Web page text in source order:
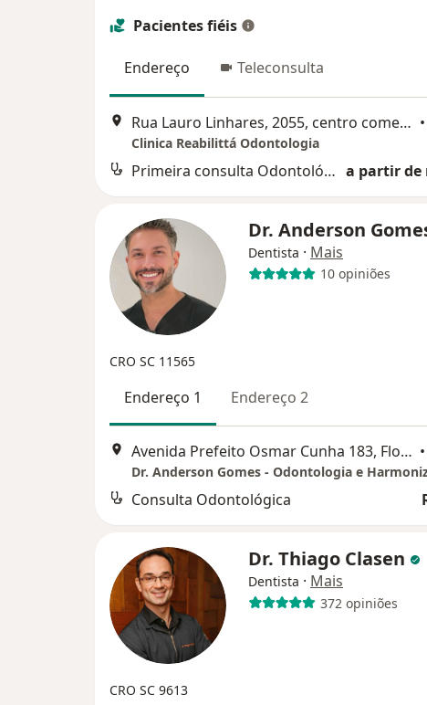
Pacientes fiéis
Endereço Teleconsulta
Rua Lauro Linhares, 2055, centro comercial Max e Flora torre Max sala 106, Florianópolis •
Clinica Reabilittá Odontologia
Primeira consulta Odontológica a partir de
Dr. Anderson
Dentista · Mais
10 opiniões
CRO SC 11565
Endereço 1 Endereço 2
Avenida Prefeito Osmar Cunha 183, Florianópolis •
Consulta Odontológica
Dr. Thiago Clasen
Dentista · Mais
372 opiniões
CRO SC 9613